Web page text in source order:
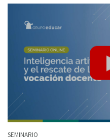
SEMINARIO